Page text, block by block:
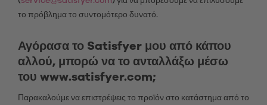
το πρόβλημα το συντομότερο δυνατό.
Αγόρασα το Satisfyer μου από κάπου
αλλού, μπορώ να το ανταλλάξω μέσω
του www.satisfyer.com;
Παρακαλούμε να επιστρέψεις το προϊόν στο κατάστημα από το